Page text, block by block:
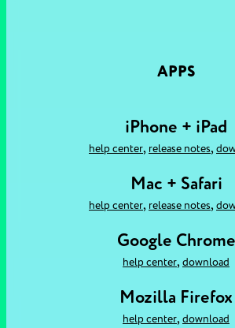
APPS
iPhone + iPad
help center, release notes,
Mac + Safari
help center, release notes,
Google Chrome
help center, download
Mozilla Firefox
help center, download